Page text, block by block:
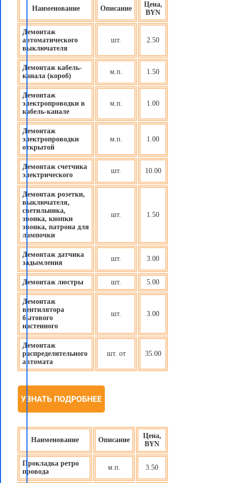
Наименование Описание
Цена,
BYN
Демонтаж
автоматического
выключателя
шт. 2.50
Демонтаж кабель-
канала (короб)
м.п. 1.50
Демонтаж
электропроводки в
кабель-канале
м.п. 1.00
Демонтаж
электропроводки
открытой
м.п. 1.00
Демонтаж счетчика
электрического
шт. 10.00
Демонтаж розетки,
выключателя,
светильника,
звонка, кнопки
звонка, патрона для
лампочки
шт. 1.50
Демонтаж датчика
задымления
шт. 3.00
Демонтаж люстры шт. 5.00
Демонтаж
вентилятора
бытового
настенного
шт. 3.00
Демонтаж
распределительного
автомата
шт. от 35.00
УЗНАТЬ ПОДРОБНЕЕ
Наименование Описание
Цена,
BYN
Прокладка ретро
провода
м.п. 3.50